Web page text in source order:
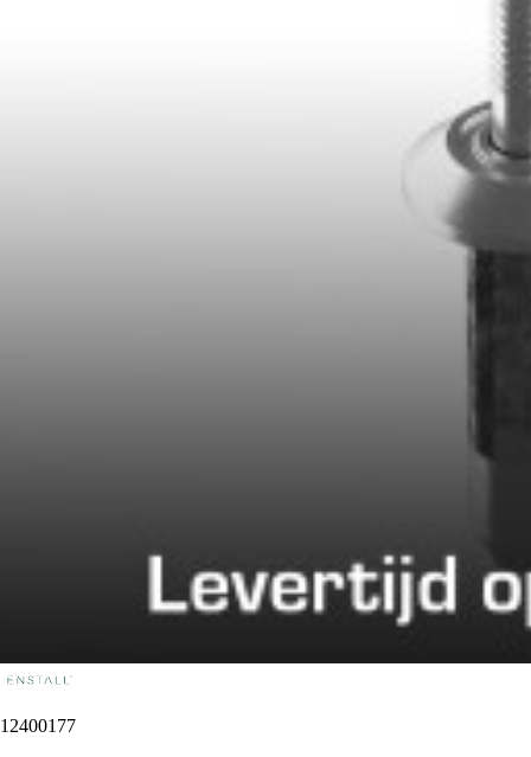
12400177